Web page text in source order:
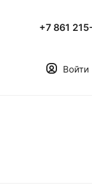
+7 861
Войти